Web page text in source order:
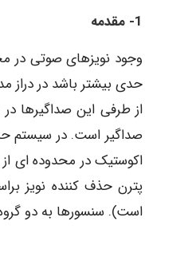
1- مقدمه
وجود نویزهای صوتی در
از طرفی این صداگیرها
صداگیر است. در سیستم
اکوستیک در محدوده ای
است). سنسورها به دو